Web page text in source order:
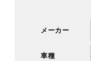
メーカー
車種